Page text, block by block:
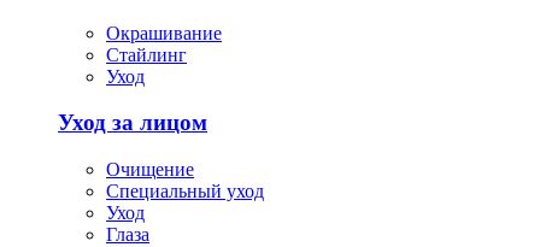
Окрашивание
Стайлинг
Уход
Уход за лицом
Очищение
Специальный уход
Уход
Глаза